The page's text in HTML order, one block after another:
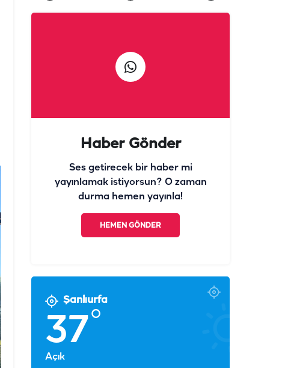
Haber Gönder
Ses getirecek bir haber mi
yayınlamak istiyorsun? O zaman
durma hemen yayınla!
HEMEN GÖNDER
Şanlıurfa
37°
Açık